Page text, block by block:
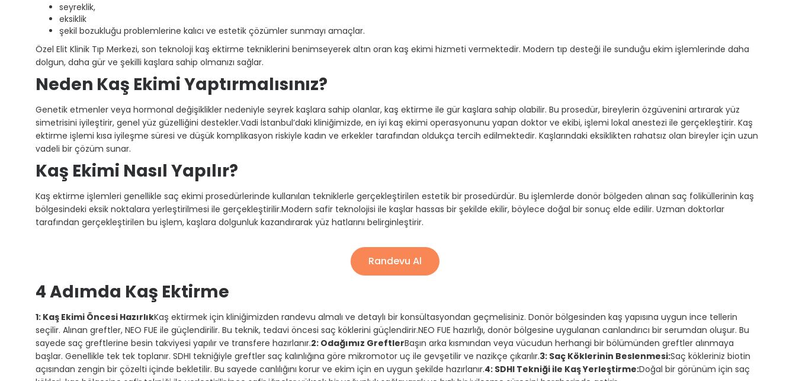
seyreklik,
eksiklik
şekil bozukluğu problemlerine kalıcı ve estetik çözümler sunmayı amaçlar.
Özel Elit Klinik Tıp Merkezi, son teknoloji kaş ektirme tekniklerini benimseyerek altın oran kaş ekimi hizmeti vermektedir. Modern tıp desteği ile sunduğu ekim işlemlerinde daha
dolgun, daha gür ve şekilli kaşlara sahip olmanızı sağlar.
Neden Kaş Ekimi Yaptırmalısınız?
Genetik etmenler veya hormonal değişiklikler nedeniyle seyrek kaşlara sahip olanlar, kaş ektirme ile gür kaşlara sahip olabilir. Bu prosedür, bireylerin özgüvenini artırarak yüz
simetrisini iyileştirir, genel yüz güzelliğini destekler.Vadi İstanbul’daki kliniğimizde, en iyi kaş ekimi operasyonunu yapan doktor ve ekibi, işlemi lokal anestezi ile gerçekleştirir. Kaş
ektirme işlemi kısa iyileşme süresi ve düşük komplikasyon riskiyle kadın ve erkekler tarafından oldukça tercih edilmektedir. Kaşlarındaki eksiklikten rahatsız olan bireyler için uzun
vadeli bir çözüm sunar.
Kaş Ekimi Nasıl Yapılır?
Kaş ektirme işlemleri genellikle saç ekimi prosedürlerinde kullanılan tekniklerle gerçekleştirilen estetik bir prosedürdür. Bu işlemlerde donör bölgeden alınan saç foliküllerinin kaş
bölgesindeki eksik noktalara yerleştirilmesi ile gerçekleştirilir.Modern safir teknolojisi ile kaşlar hassas bir şekilde ekilir, böylece doğal bir sonuç elde edilir. Uzman doktorlar
tarafından gerçekleştirilen bu işlem, kaşlara dolgunluk kazandırarak yüz hatlarını belirginleştirir.
Randevu Al
4 Adımda Kaş Ektirme
1: Kaş Ekimi Öncesi HazırlıkKaş ektirmek için kliniğimizden randevu almalı ve detaylı bir konsültasyondan geçmelisiniz. Donör bölgesinden kaş yapısına uygun ince tellerin
seçilir. Alınan greftler, NEO FUE ile güçlendirilir. Bu teknik, tedavi öncesi saç köklerini güçlendirir.NEO FUE hazırlığı, donör bölgesine uygulanan canlandırıcı bir serumdan oluşur. Bu
sayede saç greftlerine besin takviyesi yapılır ve transfere hazırlanır.2: Odağımız GreftlerBaşın arka kısmından veya vücudun herhangi bir bölümünden greftler alınmaya
başlar. Genellikle tek tek toplanır. SDHI tekniğiyle greftler saç kalınlığına göre mikromotor uç ile gevşetilir ve nazikçe çıkarılır.3: Saç Köklerinin Beslenmesi:Saç kökleriniz biotin
açısından zengin bir çözelti içinde bekletilir. Bu sayede canlılığını korur ve ekim için en uygun şekilde hazırlanır.4: SDHI Tekniği ile Kaş Yerleştirme:Doğal bir görünüm için saç